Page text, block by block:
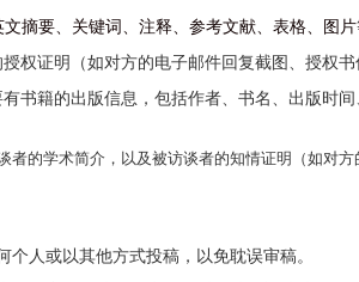
摘要、关键词、注释、参考文献、表格、图片
权证明（如对方的电子邮件回复截图、授权书
书籍的出版信息，包括作者、书名、出版时间
者的学术简介，以及被访谈者的知情证明（如对方
人或以其他方式投稿，以免耽误审稿。